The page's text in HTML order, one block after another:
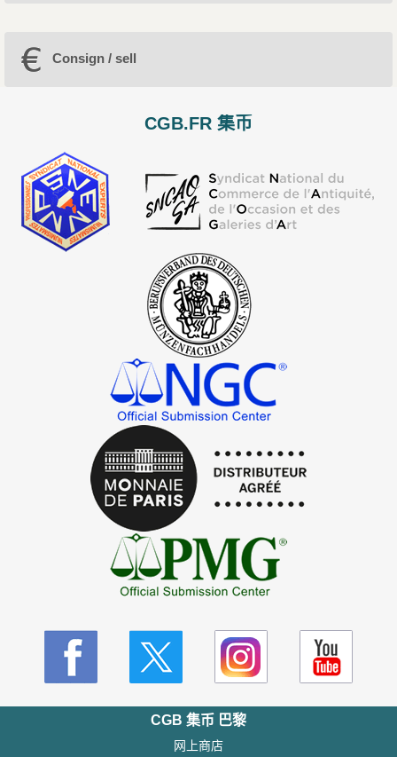
Consign / sell
CGB.FR 集币
CGB 集币 巴黎
网上商店